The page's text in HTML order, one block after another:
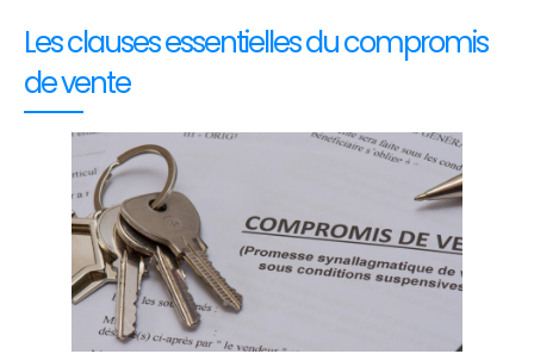
Les clauses essentielles du compromis
de vente